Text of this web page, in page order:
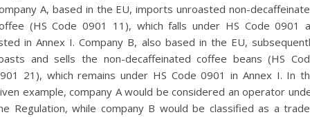
A, based in the EU, imports unroasted non-
(HS Code 0901 11), which falls under HS Code 0901
in Annex I. Company B, also based in the EU,
and sells the non-decaffeinated coffee beans (HS
21), which remains under HS Code 0901 in Annex I. In
example, company A would be considered an operator
Regulation, while company B would be classified as a